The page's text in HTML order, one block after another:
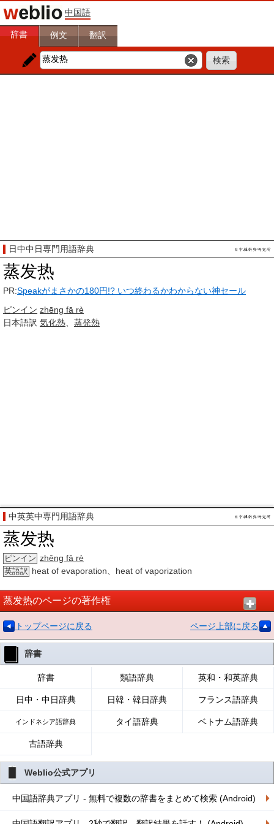
中国語
辞書 例文 翻訳
日中中日専門用語辞典
蒸发热
PR:Speakがまさかの180円!? いつ終わるかわからない神セール
ピンイン zhēng fā rè
日本語訳 気化熱 蒸発熱
中英英中専門用語辞典
蒸发热
ピンイン zhēng fā rè
英語訳 heat of evaporation、heat of vaporization
蒸发热のページの著作権
トップページに戻る ページ上部に戻る
辞書
辞書 類語辞典 英和・和英辞典
日中・中日辞典 日韓・韓日辞典 フランス語辞典
インドネシア語辞典 タイ語辞典 ベトナム語辞典
古語辞典
Weblio公式アプリ
中国語辞典アプリ - 無料で複数の辞書をまとめて検索 (Android)